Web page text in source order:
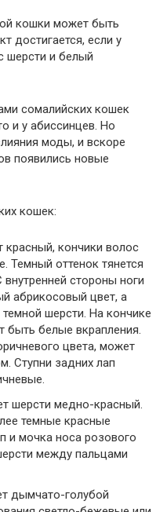
кошки может быть
достигается, если у
шерсти и белый
сомалийских кошек
и у абиссинцев. Но
моды, и вскоре
появились новые
кошек:
кончики волос
Темный оттенок тянется
стороны ноги
абрикосовый цвет, а
шерсти. На кончике
быть белые вкрапления.
цвета, может
Ступни задних лап
шерсти медно-красный.
темные красные
и мочка носа розового
между пальцами
дымчато-голубой